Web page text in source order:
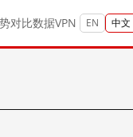
对比数据VPN EN 中文